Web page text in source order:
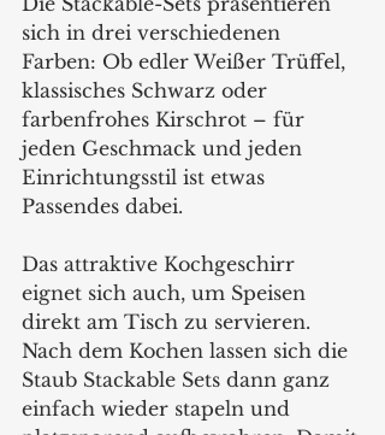
sich in drei verschiedenen
Farben: Ob edler Weißer Trüffel,
klassisches Schwarz oder
farbenfrohes Kirschrot – für
jeden Geschmack und jeden
Einrichtungsstil ist etwas
Passendes dabei.
Das attraktive Kochgeschirr
eignet sich auch, um Speisen
direkt am Tisch zu servieren.
Nach dem Kochen lassen sich die
Staub Stackable Sets dann ganz
einfach wieder stapeln und